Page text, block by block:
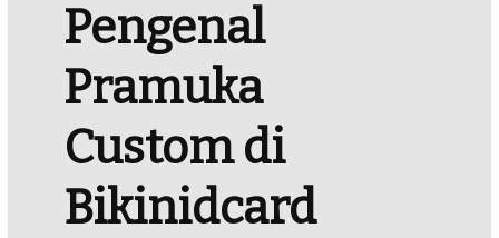
Pengenal
Pramuka
Custom di
Bikinidcard